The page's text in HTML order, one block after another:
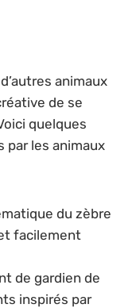
animaux
de se
quelques
par les animaux
du zèbre
facilement
de gardien de
inspirés par